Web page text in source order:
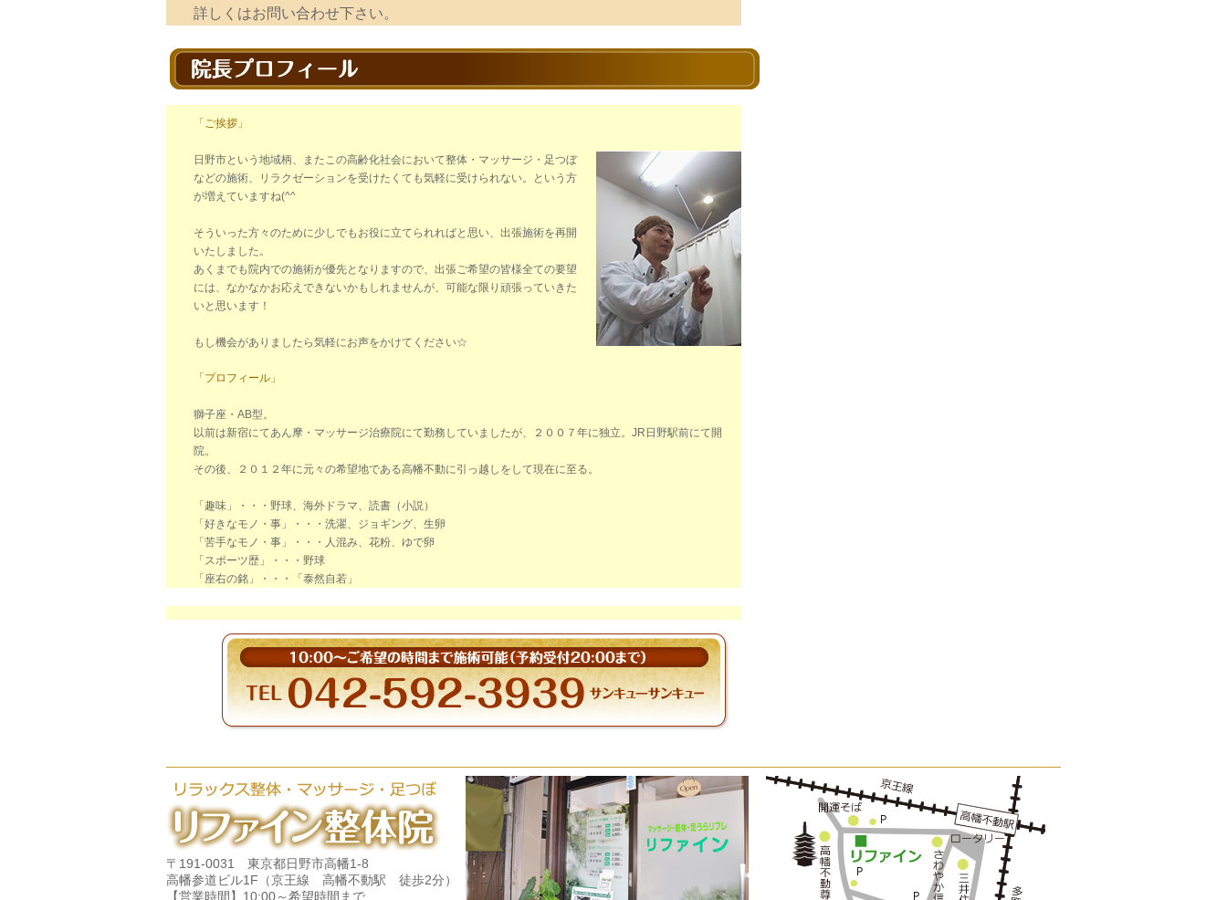
詳しくはお問い合わせ下さい。
「ご挨拶」
日野市という地域柄、またこの高齢化社会において整体・マッサージ・足つぼ
などの施術、リラクゼーションを受けたくても気軽に受けられない。という方
が増えていますね(^^ゞ
そういった方々のために少しでもお役に立てられればと思い、出張施術を再開
いたしました。
あくまでも院内での施術が優先となりますので、出張ご希望の皆様全ての要望
には、なかなかお応えできないかもしれませんが、可能な限り頑張っていきた
いと思います！
もし機会がありましたら気軽にお声をかけてください☆
「プロフィール」
獅子座・AB型。
以前は新宿にてあん摩・マッサージ治療院にて勤務していましたが、２００７年に独立。JR日野駅前にて開
院。
その後、２０１２年に元々の希望地である高幡不動に引っ越しをして現在に至る。
「趣味」・・・野球、海外ドラマ、読書（小説）
「好きなモノ・事」・・・洗濯、ジョギング、生卵
「苦手なモノ・事」・・・人混み、花粉、ゆで卵
「スポーツ歴」・・・野球
「座右の銘」・・・「泰然自若」
〒191-0031 東京都日野市高幡1-8
高幡参道ビル1F（京王線 高幡不動駅 徒歩2分）
【営業時間】10:00～希望時間まで